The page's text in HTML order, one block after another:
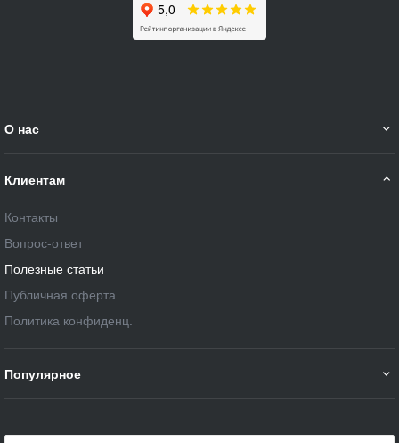
О нас
Клиентам
Контакты
Вопрос-ответ
Полезные статьи
Публичная оферта
Политика конфиденц.
Популярное